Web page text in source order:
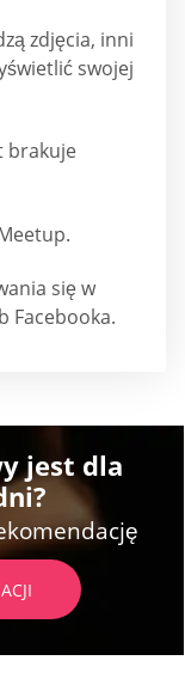
zdjęcia, inni
swojej
brakuje
się w
Facebooka.
jest dla